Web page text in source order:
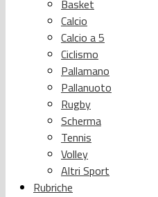
Basket
Calcio
Calcio a 5
Ciclismo
Pallamano
Pallanuoto
Rugby
Scherma
Tennis
Volley
Altri Sport
Rubriche